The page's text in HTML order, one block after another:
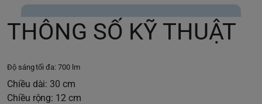
THÔNG SỐ KỸ THUẬT
Độ sáng tối đa: 700 lm
Chiều dài: 30 cm
Chiều rộng: 12 cm